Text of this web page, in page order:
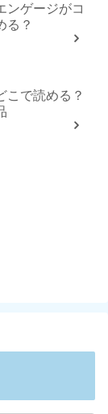
ンゲージがコ
る？
こで読める？